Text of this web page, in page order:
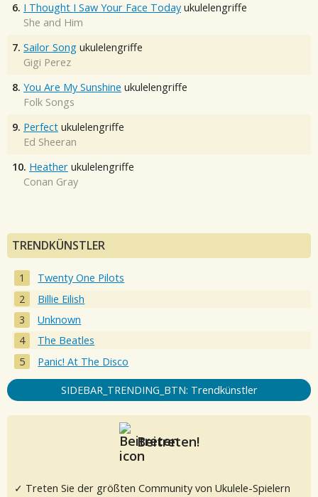
6. I Thought I Saw Your Face Today ukulelengriffe
She and Him
7. Sailor Song ukulelengriffe
Gigi Perez
8. You Are My Sunshine ukulelengriffe
Folk Songs
9. Perfect ukulelengriffe
Ed Sheeran
10. Heather ukulelengriffe
Conan Gray
TRENDKÜNSTLER
Twenty One Pilots
Billie Eilish
Unknown
The Beatles
Panic! At The Disco
SIDEBAR_TRENDING_BTN: Trendkünstler
Beitreten!
✓ Treten Sie der größten Community von Ukulele-Spielern